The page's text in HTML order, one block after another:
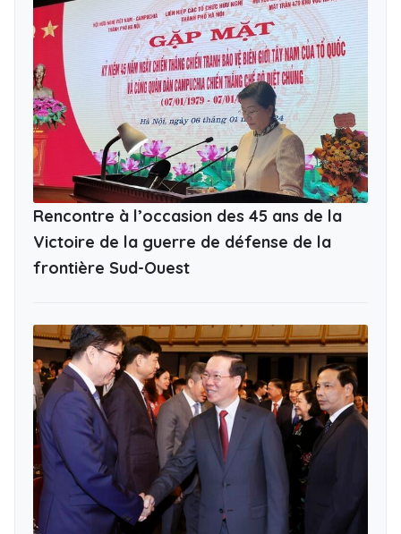
Rencontre à l’occasion des 45 ans de la
Victoire de la guerre de défense de la
frontière Sud-Ouest